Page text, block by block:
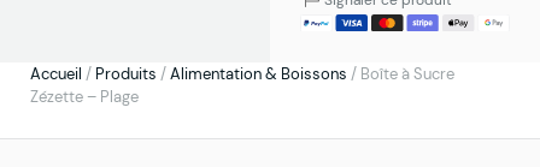
Accueil / Produits /Alimentation & Boissons / Boîte à Sucre
Zézette – Plage